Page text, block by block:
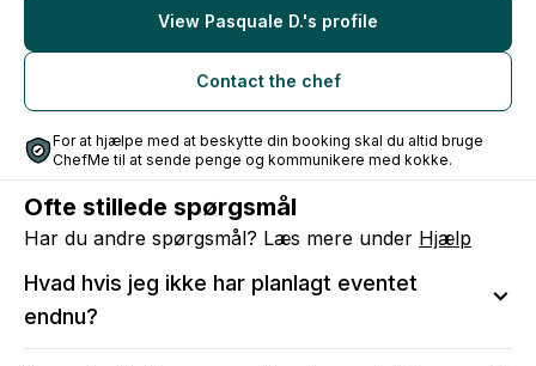
I look forward to the opportunity to bring my culinary
expertise and dedication to sustainability into your next
event. Let's create an unforgettable dining experience
Pasquale
View Pasquale D.'s profile
Contact the chef
For at hjælpe med at beskytte din booking skal du altid bruge
ChefMe til at sende penge og kommunikere med kokke.
Ofte stillede spørgsmål
Har du andre spørgsmål? Læs mere under Hjælp
Hvad hvis jeg ikke har planlagt eventet
endnu?